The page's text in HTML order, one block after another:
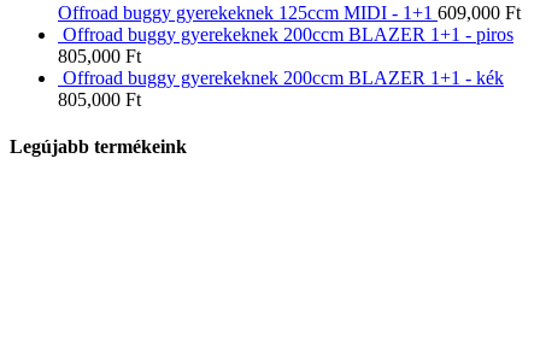
Offroad buggy gyerekeknek 125ccm MIDI - 1+1 609,000 Ft
Offroad buggy gyerekeknek 200ccm BLAZER 1+1 - piros
805,000 Ft
Offroad buggy gyerekeknek 200ccm BLAZER 1+1 - kék
805,000 Ft
Legújabb termékeink